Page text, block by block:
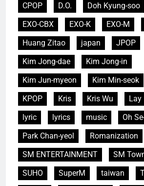
CPOP
D.O. Doh Kyung-soo
EXO-CBX
EXO-K EXO-M
Huang Zitao
japan JPOP
Kim Jong-dae
Kim Jong-in
Kim Jun-myeon
Kim Min-seok
KPOP
Kris Kris Wu Lay
lyric
lyrics music
Oh
Park Chan-yeol
Romanization
SM ENTERTAINMENT
SM
SUHO
SuperM taiwan